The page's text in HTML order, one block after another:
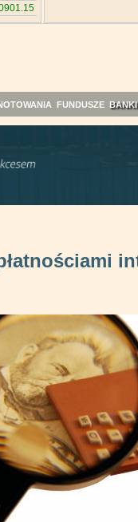
FUNDUSZE BANKI